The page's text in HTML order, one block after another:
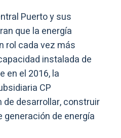
Puerto y sus
que la energía
rol cada vez más
instalada de
en el 2016, la
CP
de desarrollar, construir
de energía